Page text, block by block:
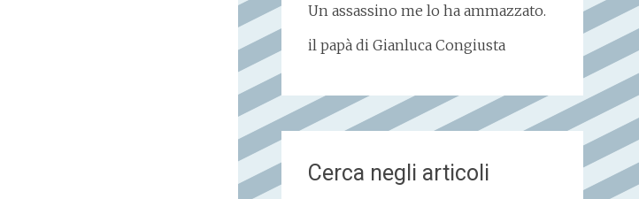
Un assassino me lo ha ammazzato.
il papà di Gianluca Congiusta
Cerca negli articoli